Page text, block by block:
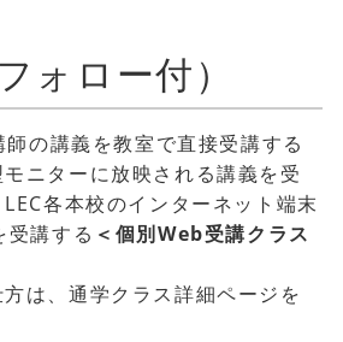
ォロー付）
の講義を教室で直接受講する
ニターに放映される講義を受
LEC各本校のインターネット端末
講する ＜個別Web受講クラス
は、通学クラス詳細ページを